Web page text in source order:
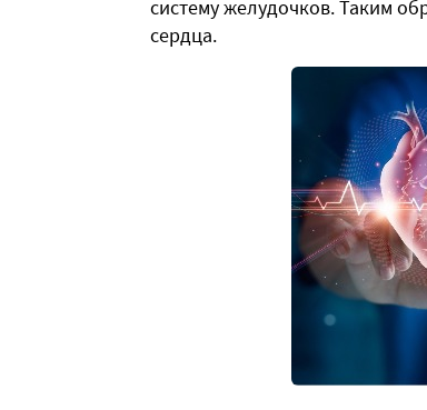
систему желудочков. Таким
сердца.